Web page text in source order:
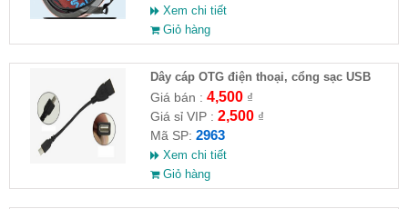
Xem chi tiết
Giỏ hàng
Dây cáp OTG điện thoại, cổng sạc USB
Giá bán : 4,500₫
Giá sỉ VIP : 2,500₫
Mã SP: 2963
Xem chi tiết
Giỏ hàng